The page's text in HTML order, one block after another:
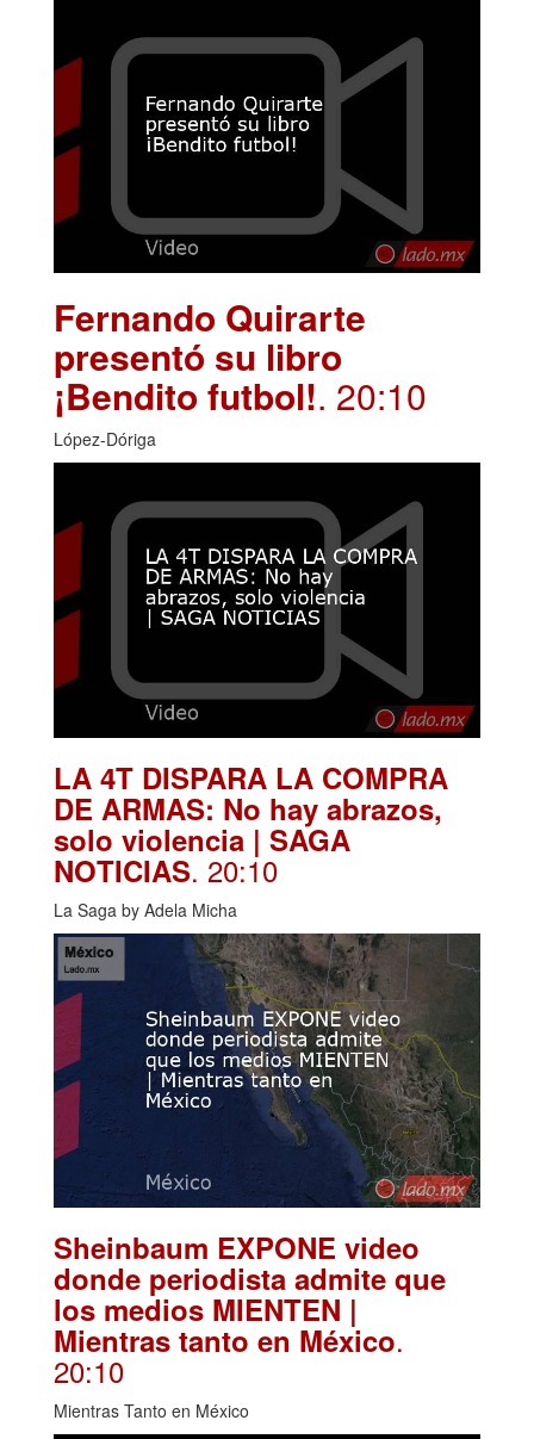
Fernando Quirarte
presentó su libro
¡Bendito futbol!. 20:10
López-Dóriga
LA 4T DISPARA LA COMPRA
DE ARMAS: No hay abrazos,
solo violencia | SAGA
NOTICIAS. 20:10
La Saga by Adela Micha
Sheinbaum EXPONE video
donde periodista admite que
los medios MIENTEN |
Mientras tanto en México.
20:10
Mientras Tanto en México